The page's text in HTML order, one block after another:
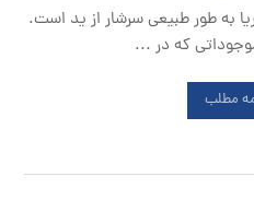
به طور طبیعی سرشار از ید است.
که در ...
مطلب